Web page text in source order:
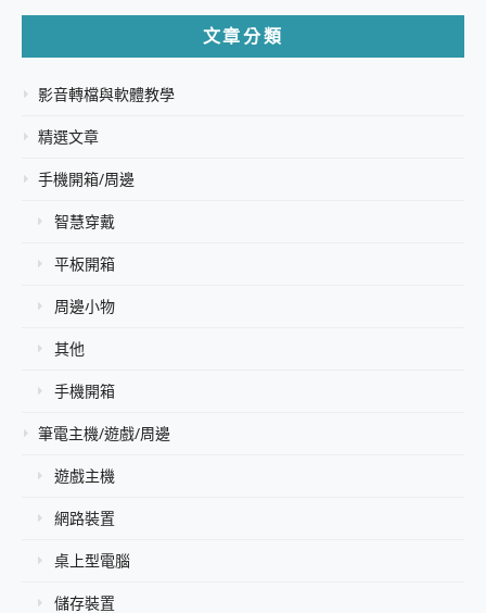
文章分類
影音轉檔與軟體教學
精選文章
手機開箱/周邊
智慧穿戴
平板開箱
周邊小物
其他
手機開箱
筆電主機/遊戲/周邊
遊戲主機
網路裝置
桌上型電腦
儲存裝置